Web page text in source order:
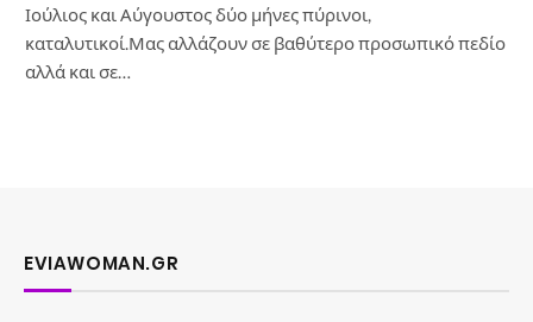
Ιούλιος και Αύγουστος δύο μήνες πύρινοι,
καταλυτικοί.Μας αλλάζουν σε βαθύτερο προσωπικό πεδίο
αλλά και σε…
EVIAWOMAN.GR